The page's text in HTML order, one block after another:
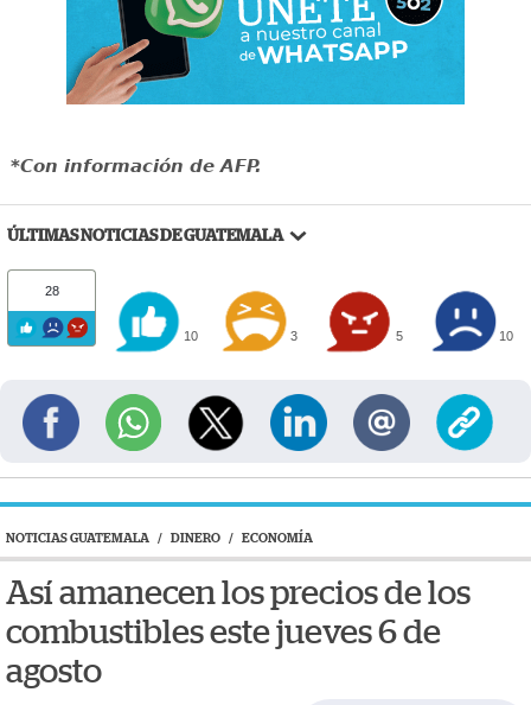
*Con información de AFP.
ÚLTIMAS NOTICIAS DE GUATEMALA
28
10 3 5 10
NOTICIAS GUATEMALA / DINERO / ECONOMÍA
Así amanecen los precios de los
combustibles este jueves 6 de
agosto